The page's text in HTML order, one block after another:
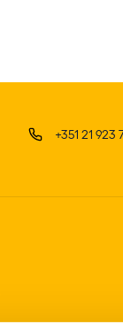
+351 21 923